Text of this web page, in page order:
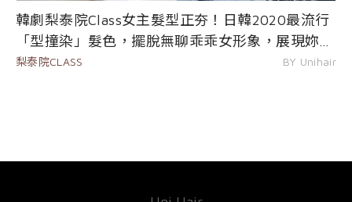
韓劇梨泰院Class女主髮型正夯！日韓2020最流行
「型撞染」髮色，擺脫無聊乖乖女形象，展現妳獨
一無二的時尚性格！
梨泰院CLASS BY Unihair